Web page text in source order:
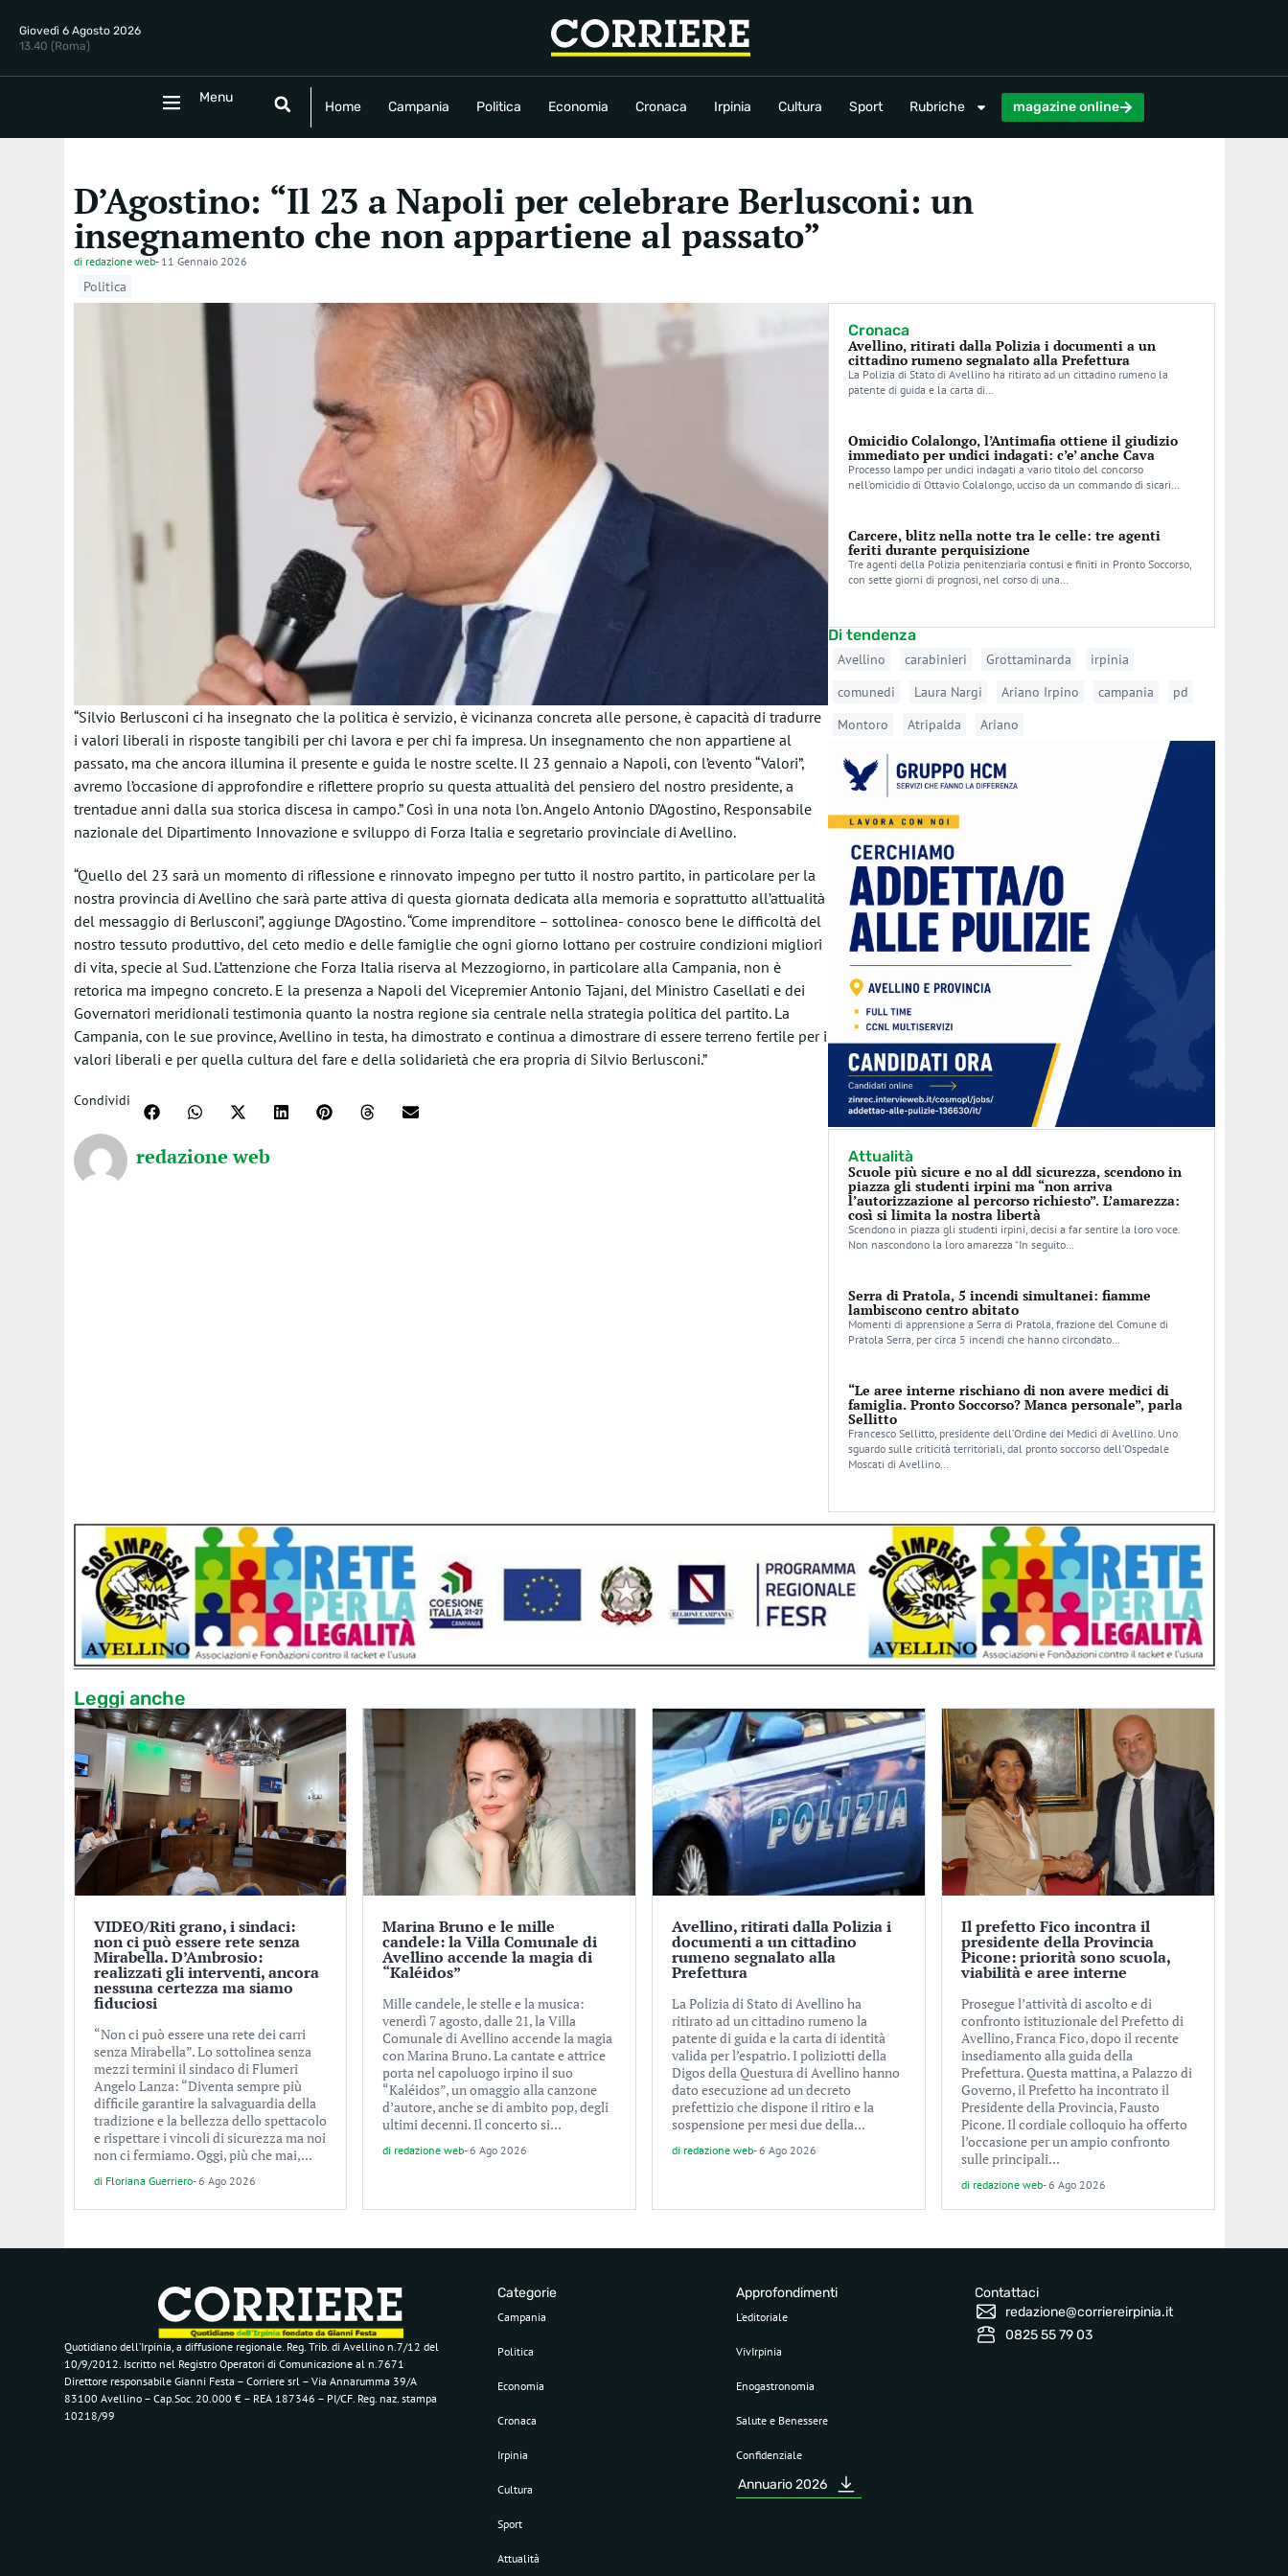
Giovedì 6 Agosto 2026
13.40 (Roma)
Menu
Home Campania Politica Economia Cronaca Irpinia Cultura Sport Rubriche magazine online
Home Campania Politica Economia Cronaca Irpinia Sport Rubriche
D’Agostino: “Il 23 a Napoli per celebrare Berlusconi: un
insegnamento che non appartiene al passato”
di redazione web- 11 Gennaio 2026
Politica
“Silvio Berlusconi ci ha insegnato che la politica è servizio, è vicinanza concreta alle persone, è capacità di tradurre
i valori liberali in risposte tangibili per chi lavora e per chi fa impresa. Un insegnamento che non appartiene al
passato, ma che ancora illumina il presente e guida le nostre scelte. Il 23 gennaio a Napoli, con l’evento “Valori”,
avremo l’occasione di approfondire e riflettere proprio su questa attualità del pensiero del nostro presidente, a
trentadue anni dalla sua storica discesa in campo.” Così in una nota l’on. Angelo Antonio D’Agostino, Responsabile
nazionale del Dipartimento Innovazione e sviluppo di Forza Italia e segretario provinciale di Avellino.
“Quello del 23 sarà un momento di riflessione e rinnovato impegno per tutto il nostro partito, in particolare per la
nostra provincia di Avellino che sarà parte attiva di questa giornata dedicata alla memoria e soprattutto all’attualità
del messaggio di Berlusconi”, aggiunge D’Agostino. “Come imprenditore – sottolinea- conosco bene le difficoltà del
nostro tessuto produttivo, del ceto medio e delle famiglie che ogni giorno lottano per costruire condizioni migliori
di vita, specie al Sud. L’attenzione che Forza Italia riserva al Mezzogiorno, in particolare alla Campania, non è
retorica ma impegno concreto. E la presenza a Napoli del Vicepremier Antonio Tajani, del Ministro Casellati e dei
Governatori meridionali testimonia quanto la nostra regione sia centrale nella strategia politica del partito. La
Campania, con le sue province, Avellino in testa, ha dimostrato e continua a dimostrare di essere terreno fertile per i
valori liberali e per quella cultura del fare e della solidarietà che era propria di Silvio Berlusconi.”
Condividi
redazione web
Cronaca
Avellino, ritirati dalla Polizia i documenti a un
cittadino rumeno segnalato alla Prefettura
La Polizia di Stato di Avellino ha ritirato ad un cittadino rumeno la
patente di guida e la carta di…
Omicidio Colalongo, l’Antimafia ottiene il giudizio
immediato per undici indagati: c’e’ anche Cava
Processo lampo per undici indagati a vario titolo del concorso
nell’omicidio di Ottavio Colalongo, ucciso da un commando di sicari…
Carcere, blitz nella notte tra le celle: tre agenti
feriti durante perquisizione
Tre agenti della Polizia penitenziaria contusi e finiti in Pronto Soccorso,
con sette giorni di prognosi, nel corso di una…
Di tendenza
Avellino carabinieri Grottaminarda
irpinia
comunedi
Laura Nargi Ariano Irpino campania
pd
Montoro
Atripalda Ariano
Attualità
Scuole più sicure e no al ddl sicurezza, scendono in
piazza gli studenti irpini ma “non arriva
l’autorizzazione al percorso richiesto”. L’amarezza:
così si limita la nostra libertà
Scendono in piazza gli studenti irpini, decisi a far sentire la loro voce.
Non nascondono la loro amarezza “In seguito…
Serra di Pratola, 5 incendi simultanei: fiamme
lambiscono centro abitato
Momenti di apprensione a Serra di Pratola, frazione del Comune di
Pratola Serra, per circa 5 incendi che hanno circondato…
“Le aree interne rischiano di non avere medici di
famiglia. Pronto Soccorso? Manca personale”, parla
Sellitto
Francesco Sellitto, presidente dell’Ordine dei Medici di Avellino. Uno
sguardo sulle criticità territoriali, dal pronto soccorso dell’Ospedale
Moscati di Avellino…
Leggi anche
VIDEO/Riti grano, i sindaci:
non ci può essere rete senza
Mirabella. D’Ambrosio:
realizzati gli interventi, ancora
nessuna certezza ma siamo
fiduciosi
“Non ci può essere una rete dei carri
senza Mirabella”. Lo sottolinea senza
mezzi termini il sindaco di Flumeri
Angelo Lanza: “Diventa sempre più
difficile garantire la salvaguardia della
tradizione e la bellezza dello spettacolo
e rispettare i vincoli di sicurezza ma noi
non ci fermiamo. Oggi, più che mai,...
di Floriana Guerriero-6 Ago 2026
Marina Bruno e le mille
candele: la Villa Comunale di
Avellino accende la magia di
“Kaléidos”
Mille candele, le stelle e la musica:
venerdì 7 agosto, dalle 21, la Villa
Comunale di Avellino accende la magia
con Marina Bruno. La cantate e attrice
porta nel capoluogo irpino il suo
“Kaléidos”, un omaggio alla canzone
d’autore, anche se di ambito pop, degli
ultimi decenni. Il concerto si...
di redazione web-6 Ago 2026
Avellino, ritirati dalla Polizia i
documenti a un cittadino
rumeno segnalato alla
Prefettura
La Polizia di Stato di Avellino ha
ritirato ad un cittadino rumeno la
patente di guida e la carta di identità
valida per l’espatrio. I poliziotti della
Digos della Questura di Avellino hanno
dato esecuzione ad un decreto
prefettizio che dispone il ritiro e la
sospensione per mesi due della...
di redazione web-6 Ago 2026
Il prefetto Fico incontra il
presidente della Provincia
Picone: priorità sono scuola,
viabilità e aree interne
Prosegue l’attività di ascolto e di
confronto istituzionale del Prefetto di
Avellino, Franca Fico, dopo il recente
insediamento alla guida della
Prefettura. Questa mattina, a Palazzo di
Governo, il Prefetto ha incontrato il
Presidente della Provincia, Fausto
Picone. Il cordiale colloquio ha offerto
l’occasione per un ampio confronto
sulle principali...
di redazione web-6 Ago 2026
Quotidiano dell’Irpinia, a diffusione regionale. Reg. Trib. di Avellino n.7/12 del
10/9/2012. Iscritto nel Registro Operatori di Comunicazione al n.7671
Direttore responsabile Gianni Festa – Corriere srl – Via Annarumma 39/A
83100 Avellino – Cap.Soc. 20.000 € – REA 187346 – PI/CF. Reg. naz. stampa
10218/99
Categorie
Campania
Politica
Economia
Cronaca
Irpinia
Cultura
Sport
Attualità
Approfondimenti
L’editoriale
VivIrpinia
Enogastronomia
Salute e Benessere
Confidenziale
Annuario 2026
Contattaci
redazione@corriereirpinia.it
0825 55 79 03